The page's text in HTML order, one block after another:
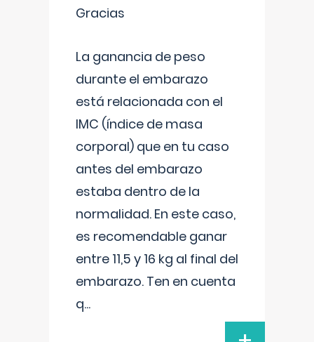
Gracias
La ganancia de peso
durante el embarazo
está relacionada con el
IMC (índice de masa
corporal) que en tu caso
antes del embarazo
estaba dentro de la
normalidad. En este caso,
es recomendable ganar
entre 11,5 y 16 kg al final del
embarazo. Ten en cuenta
q...